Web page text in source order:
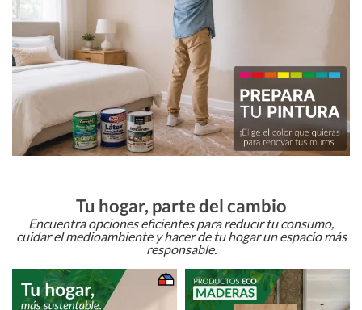
Tu hogar, parte del cambio
Encuentra opciones eficientes para reducir tu consumo,
cuidar el medioambiente y hacer de tu hogar un espacio más
responsable.